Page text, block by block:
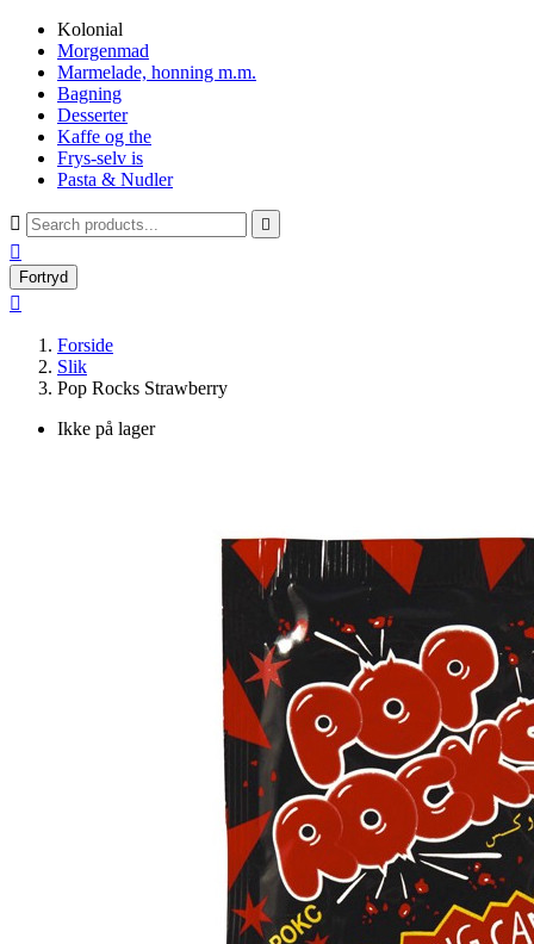
Kolonial
Morgenmad
Marmelade, honning m.m.
Bagning
Desserter
Kaffe og the
Frys-selv is
Pasta & Nudler
 

Fortryd

Forside
Slik
Pop Rocks Strawberry
Ikke på lager